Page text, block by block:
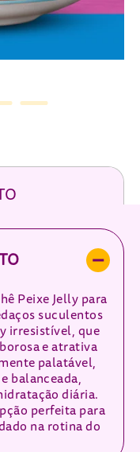
Peixe Jelly para
suculentos
irresistível, que
e atrativa
palatável,
balanceada,
diária.
perfeita para
na rotina do